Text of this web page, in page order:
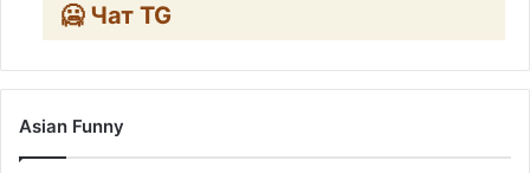
🥶 Чат TG
Asian Funny